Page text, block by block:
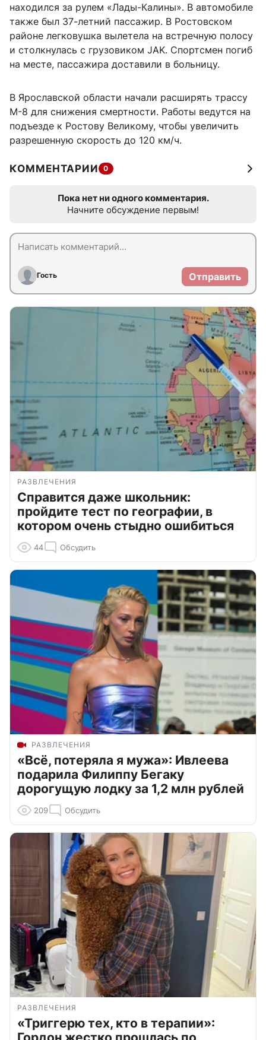
находился за рулем «Лады-Калины». В автомобиле
также был 37-летний пассажир. В Ростовском
районе легковушка вылетела на встречную полосу
и столкнулась с грузовиком JAK. Спортсмен погиб
на месте, пассажира доставили в больницу.
В Ярославской области начали расширять трассу
М-8 для снижения смертности. Работы ведутся на
подъезде к Ростову Великому, чтобы увеличить
разрешенную скорость до 120 км/ч.
КОММЕНТАРИИ 0
Пока нет ни одного комментария.
Начните обсуждение первым!
Гость Отправить
РАЗВЛЕЧЕНИЯ
Справится даже школьник:
пройдите тест по географии, в
котором очень стыдно ошибиться
44 Обсудить
РАЗВЛЕЧЕНИЯ
«Всё, потеряла я мужа»: Ивлеева
подарила Филиппу Бегаку
дорогущую лодку за 1,2 млн рублей
209 Обсудить
РАЗВЛЕЧЕНИЯ
«Триггерю тех, кто в терапии»: